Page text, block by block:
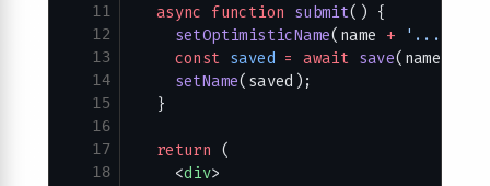
11
12
13
14
15
16
17
18
  async
function submit() {
    setOptimisticName
(name + '...'
    const
saved = await save(name);
    setName
(saved);
  }
  return
(
    <
div>